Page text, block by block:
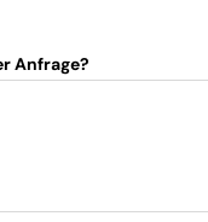
Anfrage?